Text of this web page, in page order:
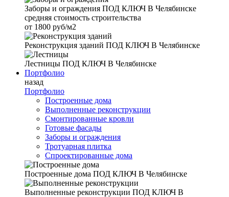
Заборы и ограждения ПОД КЛЮЧ В Челябинске
средняя стоимость строительства
от 1800 руб/м2
Реконструкция зданий ПОД КЛЮЧ В Челябинске
Лестницы ПОД КЛЮЧ В Челябинске
Портфолио
назад
Портфолио
Построенные дома
Выполненные реконструкции
Смонтированные кровли
Готовые фасады
Заборы и ограждения
Тротуарная плитка
Спроектированные дома
Построенные дома ПОД КЛЮЧ В Челябинске
Выполненные реконструкции ПОД КЛЮЧ В